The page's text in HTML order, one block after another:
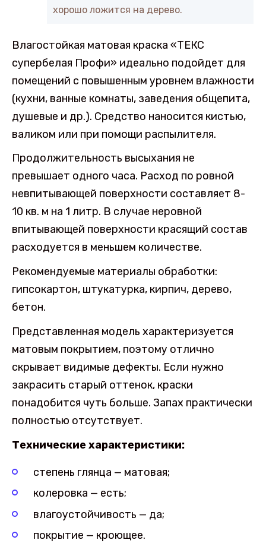
хорошо ложится на дерево.
Влагостойкая матовая краска «ТЕКС
супербелая Профи» идеально подойдет для
помещений с повышенным уровнем влажности
(кухни, ванные комнаты, заведения общепита,
душевые и др.). Средство наносится кистью,
валиком или при помощи распылителя.
Продолжительность высыхания не
превышает одного часа. Расход по ровной
невпитывающей поверхности составляет 8-
10 кв. м на 1 литр. В случае неровной
впитывающей поверхности красящий состав
расходуется в меньшем количестве.
Рекомендуемые материалы обработки:
гипсокартон, штукатурка, кирпич, дерево,
бетон.
Представленная модель характеризуется
матовым покрытием, поэтому отлично
скрывает видимые дефекты. Если нужно
закрасить старый оттенок, краски
понадобится чуть больше. Запах практически
полностью отсутствует.
Технические характеристики:
степень глянца — матовая;
колеровка — есть;
влагоустойчивость — да;
покрытие — кроющее.